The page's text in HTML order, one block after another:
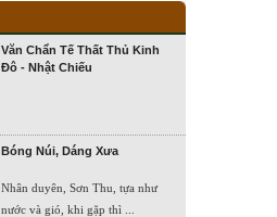
Văn Chẩn Tế Thất Thủ Kinh
Đô - Nhật Chiếu
Bóng Núi, Dáng Xưa
Nhân duyên, Sơn Thu, tựa như
nước và gió, khi gặp thì ...